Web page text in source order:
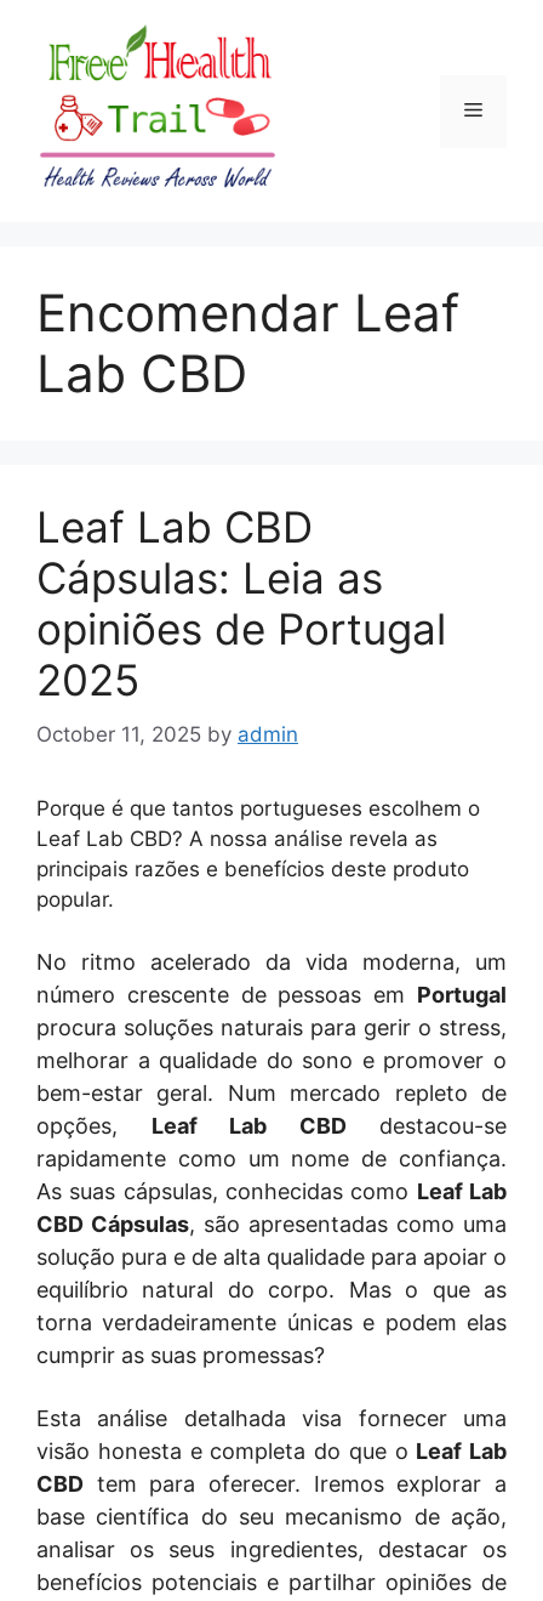
content
Menu
Encomendar Leaf
Lab CBD
Leaf Lab CBD
Cápsulas: Leia as
opiniões de Portugal
2025
October 11, 2025 by admin
Porque é que tantos portugueses escolhem o
Leaf Lab CBD? A nossa análise revela as
principais razões e benefícios deste produto
popular.
No ritmo acelerado da vida moderna, um
número crescente de pessoas em Portugal
procura soluções naturais para gerir o stress,
melhorar a qualidade do sono e promover o
bem-estar geral. Num mercado repleto de
opções, Leaf Lab CBDdestacou-se
rapidamente como um nome de confiança.
As suas cápsulas, conhecidas como Leaf Lab
CBD Cápsulas, são apresentadas como uma
solução pura e de alta qualidade para apoiar o
equilíbrio natural do corpo. Mas o que as
torna verdadeiramente únicas e podem elas
cumprir as suas promessas?
Esta análise detalhada visa fornecer uma
visão honesta e completa do que o Leaf Lab
CBD tem para oferecer. Iremos explorar a
base científica do seu mecanismo de ação,
analisar os seus ingredientes, destacar os
benefícios potenciais e partilhar opiniões de